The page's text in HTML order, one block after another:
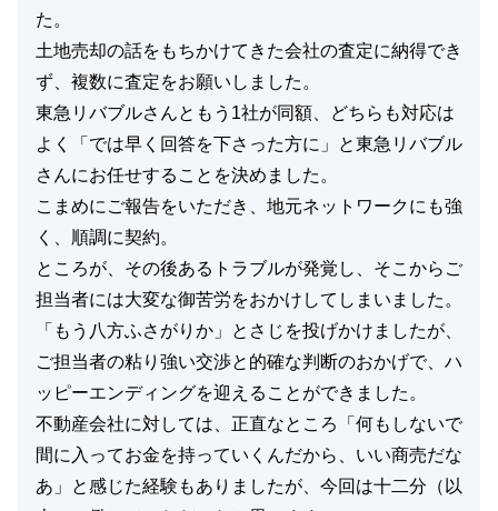
た。
土地売却の話をもちかけてきた会社の査定に納得でき
ず、複数に査定をお願いしました。
東急リバブルさんともう1社が同額、どちらも対応は
よく「では早く回答を下さった方に」と東急リバブル
さんにお任せすることを決めました。
こまめにご報告をいただき、地元ネットワークにも強
く、順調に契約。
ところが、その後あるトラブルが発覚し、そこからご
担当者には大変な御苦労をおかけしてしまいました。
「もう八方ふさがりか」とさじを投げかけましたが、
ご担当者の粘り強い交渉と的確な判断のおかげで、ハ
ッピーエンディングを迎えることができました。
不動産会社に対しては、正直なところ「何もしないで
間に入ってお金を持っていくんだから、いい商売だな
あ」と感じた経験もありましたが、今回は十二分（以